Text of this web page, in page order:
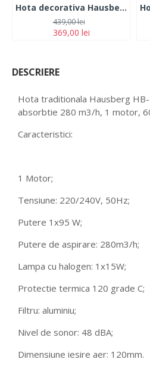
Hota decorativa Hausberg HB-1505RST, Putere absorbtie 450 m3/h, 1 motor, 60 cm otel inoxidabil, Negru Rustic
369,00 lei
439,00 lei
DESCRIERE
Hota traditionala Hausberg
absorbtie 280 m3/h, 1 motor,
Caracteristici:
1 Motor;
Tensiune: 220/240V, 50Hz;
Putere 1x95 W;
Putere de aspirare: 280m3/h;
Lampa cu halogen: 1x15W;
Protectie termica 120 grade C;
Filtru: aluminiu;
Nivel de sonor: 48 dBA;
Dimensiune iesire aer: 120mm.